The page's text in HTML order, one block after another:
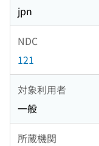
jpn
NDC
121
対象利用者
一般
所蔵機関